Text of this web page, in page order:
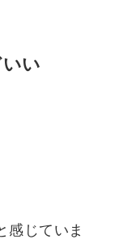
い
感じていま